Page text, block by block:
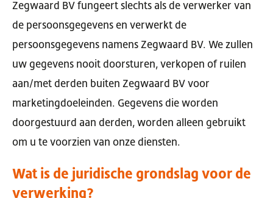
Zegwaard BV fungeert slechts als de verwerker van
de persoonsgegevens en verwerkt de
persoonsgegevens namens Zegwaard BV. We zullen
uw gegevens nooit doorsturen, verkopen of ruilen
aan/met derden buiten Zegwaard BV voor
marketingdoeleinden. Gegevens die worden
doorgestuurd aan derden, worden alleen gebruikt
om u te voorzien van onze diensten.
Wat is de juridische grondslag voor de
verwerking?